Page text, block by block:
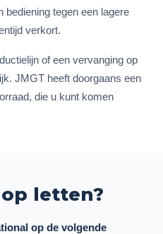
bediening tegen een lagere
verkort.
of een vervanging op
JMGT heeft doorgaans een
die u kunt komen
letten?
op de volgende